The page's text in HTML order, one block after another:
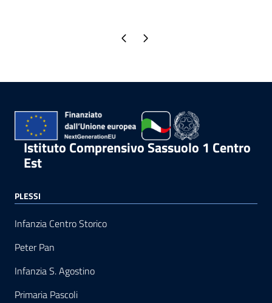
Pagina precedente
Pagina successiva
Istituto Comprensivo Sassuolo 1 Centro
Est
PLESSI
Infanzia Centro Storico
Peter Pan
Infanzia S. Agostino
Primaria Pascoli